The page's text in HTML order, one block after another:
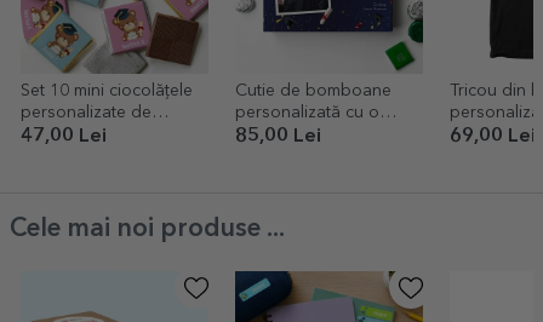
Set 10 mini ciocolățele
personalizate de
absolvire - Ursuleti
47,00 Lei
Cutie de bomboane
personalizată cu o
poză și mesaj de
85,00 Lei
Tricou din
Model
69,00 Lei
Cele mai noi produse ...